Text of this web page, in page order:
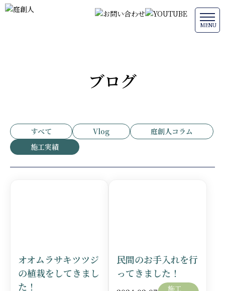
ブログ
すべて Vlog
庭創人コラム
施工実績
オオムラサキツツジ
の植栽をしてきまし
た！
民間のお手入れを行
ってきました！
施工
からのご依頼など各所管庁のお仕事まで幅広く承っており
ます。